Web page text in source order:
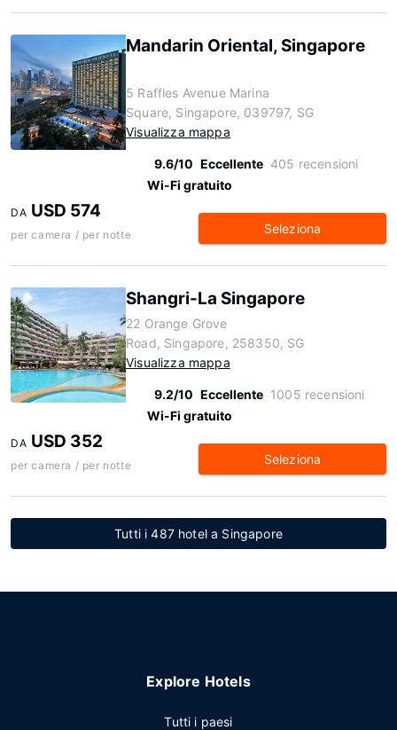
Mandarin Oriental, Singapore
5 Raffles Avenue Marina
Square, Singapore, 039797, SG
Visualizza mappa
9.6/10 Eccellente 405 recensioni
Wi-Fi gratuito
DA USD 574
per camera / per notte Seleziona
Shangri-La Singapore
22 Orange Grove
Road, Singapore, 258350, SG
Visualizza mappa
9.2/10 Eccellente 1005 recensioni
Wi-Fi gratuito
DA USD 352
per camera / per notte Seleziona
Tutti i 487 hotel a Singapore
Explore Hotels
Tutti i paesi